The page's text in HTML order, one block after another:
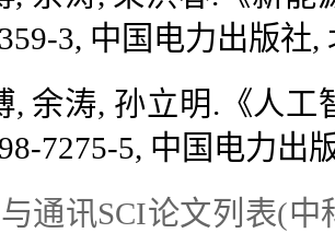
3, 中国电力出版社,
, 余涛, 孙立明 .《人工
7275-5, 中国电力出
与通讯SCI论文列表(中